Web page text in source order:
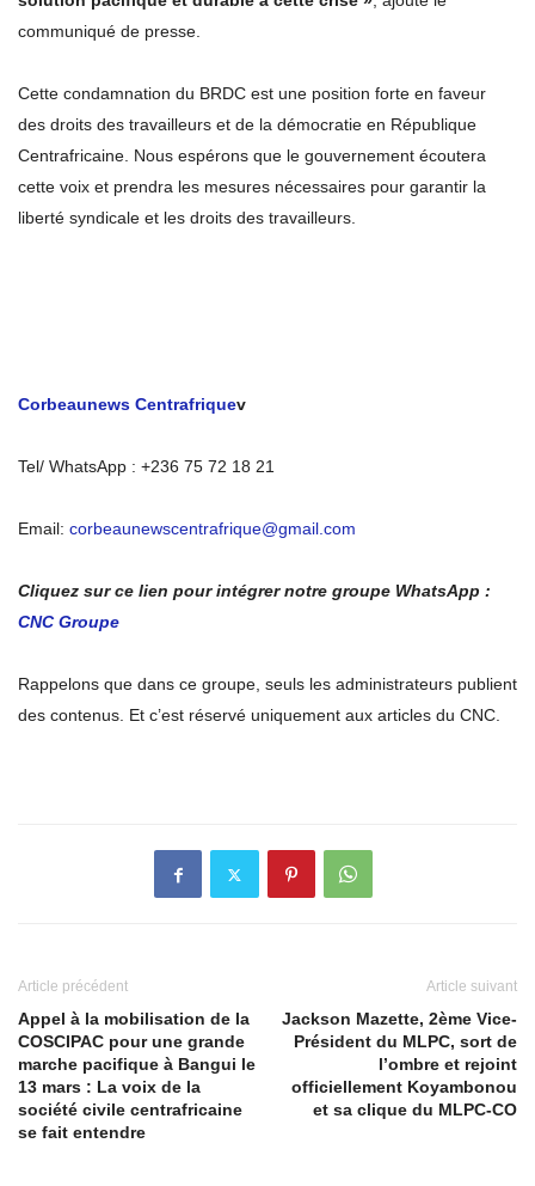
communiqué de presse.
Cette condamnation du BRDC est une position forte en faveur
des droits des travailleurs et de la démocratie en République
Centrafricaine. Nous espérons que le gouvernement écoutera
cette voix et prendra les mesures nécessaires pour garantir la
liberté syndicale et les droits des travailleurs.
Corbeaunews Centrafriquev
Tel/ WhatsApp : +236 75 72 18 21
Email: corbeaunewscentrafrique@gmail.com
Cliquez sur ce lien pour intégrer notre groupe WhatsApp :
CNC Groupe
Rappelons que dans ce groupe, seuls les administrateurs publient
des contenus. Et c’est réservé uniquement aux articles du CNC.
Article précédent
Appel à la mobilisation de la
COSCIPAC pour une grande
marche pacifique à Bangui le
13 mars : La voix de la
société civile centrafricaine
se fait entendre
Article suivant
Jackson Mazette, 2ème Vice-
Président du MLPC, sort de
l’ombre et rejoint
officiellement Koyambonou
et sa clique du MLPC-CO